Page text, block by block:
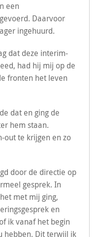
een
Daarvoor
ingehuurd.
dat deze interim-
had hij mij op de
fronten het leven
dat en ging de
hem staan.
out te krijgen en zo
door de directie op
gesprek. In
met mij ging,
en
ik vanaf het begin
hebben. Dit terwijl ik